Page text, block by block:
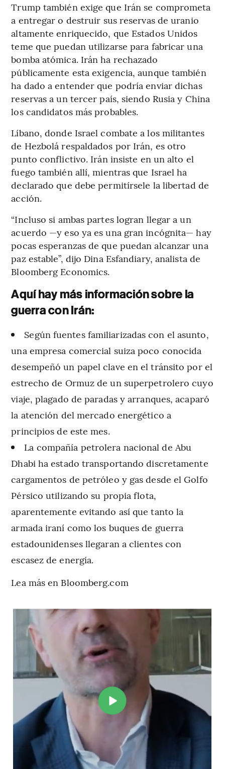
Trump también exige que Irán se comprometa
a entregar o destruir sus reservas de uranio
altamente enriquecido, que Estados Unidos
teme que puedan utilizarse para fabricar una
bomba atómica. Irán ha rechazado
públicamente esta exigencia, aunque también
ha dado a entender que podría enviar dichas
reservas a un tercer país, siendo Rusia y China
los candidatos más probables.
Líbano, donde Israel combate a los militantes
de Hezbolá respaldados por Irán, es otro
punto conflictivo. Irán insiste en un alto el
fuego también allí, mientras que Israel ha
declarado que debe permitírsele la libertad de
acción.
“Incluso si ambas partes logran llegar a un
acuerdo —y eso ya es una gran incógnita— hay
pocas esperanzas de que puedan alcanzar una
paz estable”, dijo Dina Esfandiary, analista de
Bloomberg Economics.
Aquí hay más información sobre la
guerra con Irán:
Según fuentes familiarizadas con el asunto,
una empresa comercial suiza poco conocida
desempeñó un papel clave en el tránsito por el
estrecho de Ormuz de un superpetrolero cuyo
viaje, plagado de paradas y arranques, acaparó
la atención del mercado energético a
principios de este mes.
La compañía petrolera nacional de Abu
Dhabi ha estado transportando discretamente
cargamentos de petróleo y gas desde el Golfo
Pérsico utilizando su propia flota,
aparentemente evitando así que tanto la
armada iraní como los buques de guerra
estadounidenses llegaran a clientes con
escasez de energía.
Lea más en Bloomberg.com